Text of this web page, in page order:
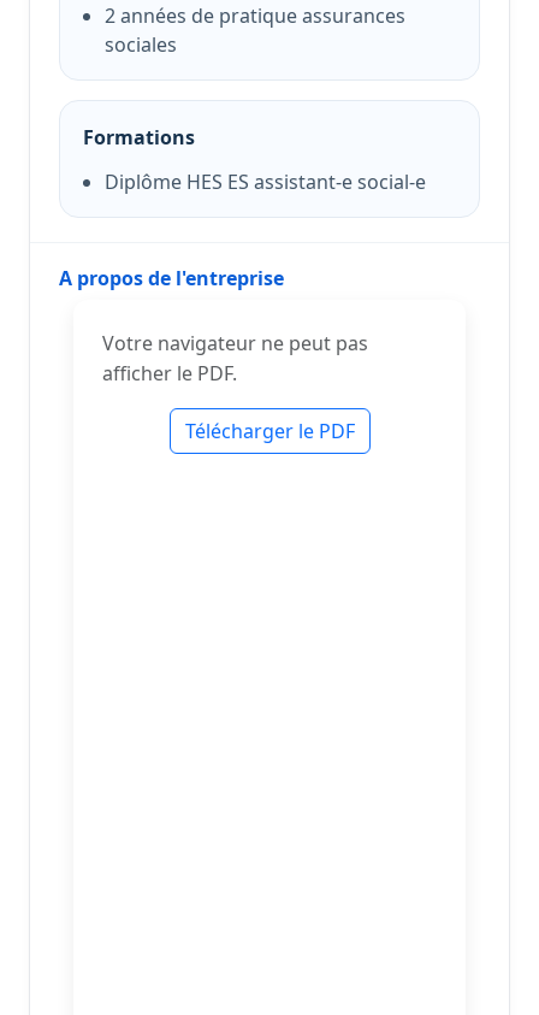
2 années de pratique assurances
sociales
Formations
Diplôme HES ES assistant-e social-e
A propos de l'entreprise
Votre navigateur ne peut pas
afficher le PDF.
Télécharger le PDF